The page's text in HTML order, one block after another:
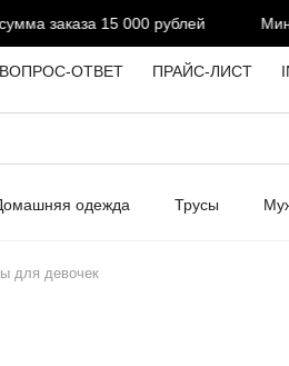
заказа 15 000 рублей
ВОПРОС-ОТВЕТ ПРАЙС-ЛИСТ
одежда Трусы
для девочек